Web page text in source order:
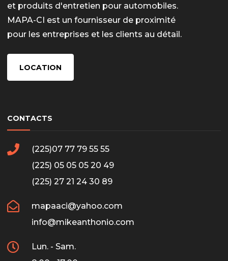
et produits d'entretien pour automobiles.
MAPA-CI est un fournisseur de proximité
pour les entreprises et les clients au détail.
LOCATION
CONTACTS
(225)07 77 79 55 55
(225) 05 05 05 20 49
(225) 27 21 24 30 89
mapaaci@yahoo.com
info@mikeanthonio.com
Lun. - Sam.